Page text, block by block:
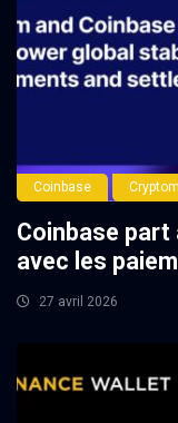
Coinbase
Coinbase part
avec les
27 avril 2026